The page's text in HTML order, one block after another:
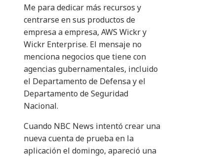
Me para dedicar más recursos y
centrarse en sus productos de
empresa a empresa, AWS Wickr y
Wickr Enterprise. El mensaje no
menciona negocios que tiene con
agencias gubernamentales, incluido
el Departamento de Defensa y el
Departamento de Seguridad
Nacional.
Cuando NBC News intentó crear una
nueva cuenta de prueba en la
aplicación el domingo, apareció una